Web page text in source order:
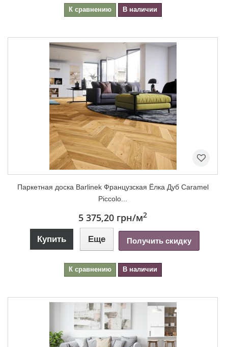
К сравнению В наличии
Паркетная доска Barlinek Французская Ёлка Дуб Caramel
Piccolo...
5 375,20 грн/м2
Купить Еще Получить скидку
К сравнению В наличии